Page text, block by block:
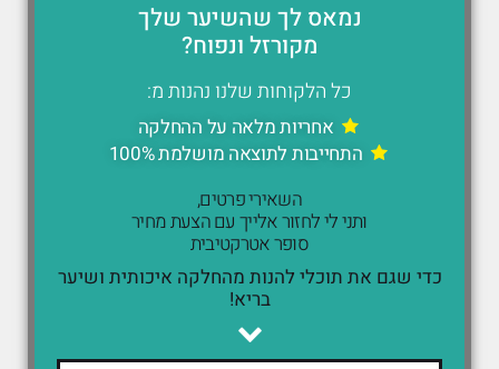
נמאס לך שהשיער שלך
מקורזל ונפוח?
כל הלקוחות שלנו נהנות מ:
אחריות מלאה על ההחלקה
התחייבות לתוצאה מושלמת 100%
השאירי פרטים,
ותני לי לחזור אלייך עם הצעת מחיר
סופר אטרקטיבית
כדי שגם את תוכלי להנות מהחלקה איכותית ושיער
בריא!